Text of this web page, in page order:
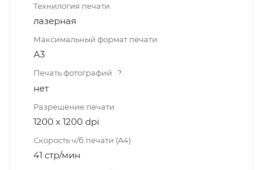
Технилогия печати
лазерная
Максимальный формат печати
А3
Печать фотографий ?
нет
Разрешение печати
1200 x 1200 dpi
Скорость ч/б печати (A4)
41 стр/мин